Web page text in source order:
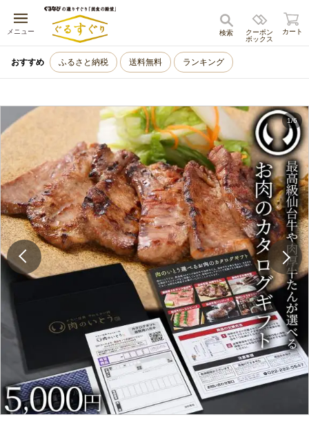
メニュー
キャンセル
クーポン
ボックス
検索 カート
おすすめ ふるさと納税 送料無料 ランキング
1/6